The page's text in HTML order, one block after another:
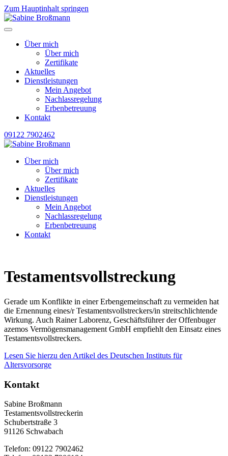
Zum Hauptinhalt springen
Über mich
Über mich
Zertifikate
Aktuelles
Dienstleistungen
Mein Angebot
Nachlassregelung
Erbenbetreuung
Kontakt
09122 7902462
Über mich
Über mich
Zertifikate
Aktuelles
Dienstleistungen
Mein Angebot
Nachlassregelung
Erbenbetreuung
Kontakt
Testamentsvollstreckung
Gerade um Konflikte in einer Erbengemeinschaft zu vermeiden hat
die Ernennung eines/r Testamentsvollstreckers/in streitschlichtende
Wirkung. Auch Rainer Laborenz, Geschäftsführer der Offenbuger
azemos Vermögensmanagement GmbH empfiehlt den Einsatz eines
Testamentsvollstreckers.
Lesen Sie hierzu den Artikel des Deutschen Instituts für
Altersvorsorge
Kontakt
Sabine Broßmann
Testamentsvollstreckerin
Schubertstraße 3
91126 Schwabach
Telefon: 09122 7902462